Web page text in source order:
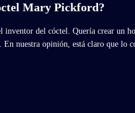
Mary Pickford?
inventor del cóctel. Quería crear un
nuestra opinión, está claro que lo